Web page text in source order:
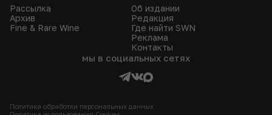
Рассылка
Архив
Fine & Rare Wine
Об издании
Редакция
Где найти SWN
Реклама
Контакты
мы в социальных сетях
Политика обработки персональных данных